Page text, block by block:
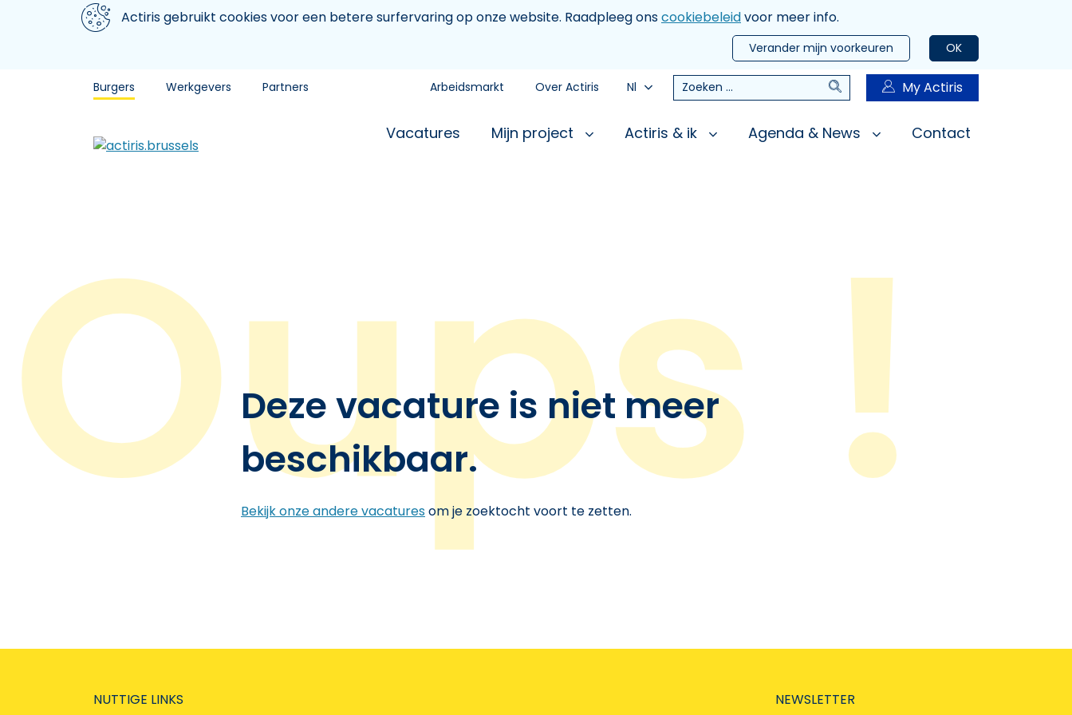
Aller au contenu principal
We gebruiken cookiesActiris gebruikt cookies voor een betere surfervaring op onze website. Raadpleeg onscookiebeleidvoor meer info.
OK
Verander mijn voorkeuren
Burgers Werkgevers Partners Arbeidsmarkt Over Actiris Nl Zoeken Zoeken My Actiris
Vacatures Mijn project Actiris & ik Agenda & News Contact
Deze vacature is niet meer
beschikbaar.
Bekijk onze andere vacaturesom je zoektocht voort te zetten.
NUTTIGE LINKS NEWSLETTER